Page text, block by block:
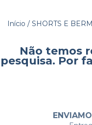
Início / SHORTS E
Não temos
pesquisa. Por